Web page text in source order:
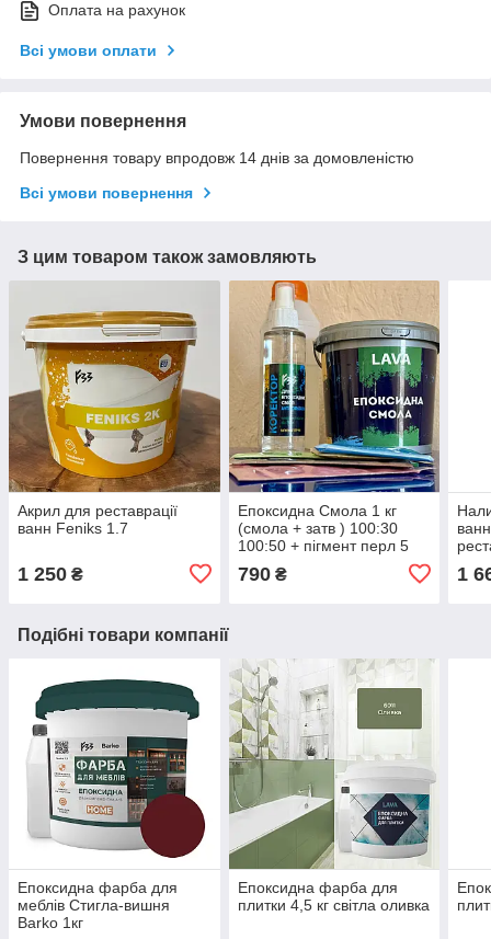
Оплата на рахунок
Всі умови оплати
Умови повернення
Повернення товару впродовж 14 днів за домовленістю
Всі умови повернення
З цим товаром також замовляють
Акрил для реставрації
ванн Feniks 1.7
1 250 ₴
Епоксидна Смола 1 кг
(смола + затв ) 100:30
100:50 + пігмент перл 5
790₴ 1
Подібні товари компанії
Епоксидна фарба для
меблів Стигла-вишня
Barko 1кг
Епоксидна фарба для
плитки 4,5 кг світла оливка